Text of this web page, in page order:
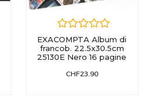
EXACOMPTA Album di
francob. 22.5x30.5cm
25130E Nero 16 pagine
CHF23.90